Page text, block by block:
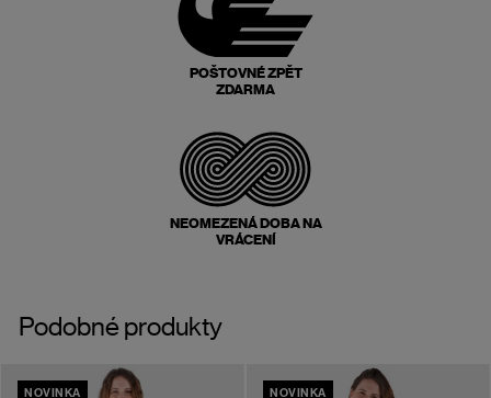
POŠTOVNÉ ZPĚT
ZDARMA
NEOMEZENÁ DOBA NA
VRÁCENÍ
Podobné produkty
NOVINKA NOVINKA